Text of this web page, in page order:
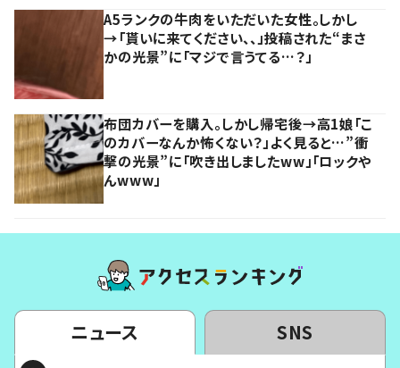
A5ランクの牛肉をいただいた女性。しかし
→「貰いに来てください、、」投稿された“まさ
かの光景”に「マジで言うてる…？」
布団カバーを購入。しかし帰宅後→高1娘「こ
のカバーなんか怖くない？」よく見ると…”衝
撃の光景”に「吹き出しましたww」「ロックや
んwww」
ニュース SNS